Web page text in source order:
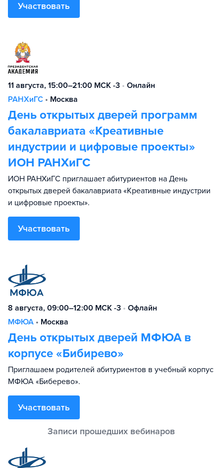
Участвовать
11 августа, 15:00–21:00 МСК -3 • Онлайн
РАНХиГС • Москва
День открытых дверей программ
бакалавриата «Креативные
индустрии и цифровые проекты»
ИОН РАНХиГС
ИОН РАНХиГС приглашает абитуриентов на День
открытых дверей бакалавриата «Креативные индустрии
и цифровые проекты».
Участвовать
8 августа, 09:00–12:00 МСК -3 • Офлайн
МФЮА • Москва
День открытых дверей МФЮА в
корпусе «Бибирево»
Приглашаем родителей абитуриентов в учебный корпус
МФЮА «Биберево».
Участвовать